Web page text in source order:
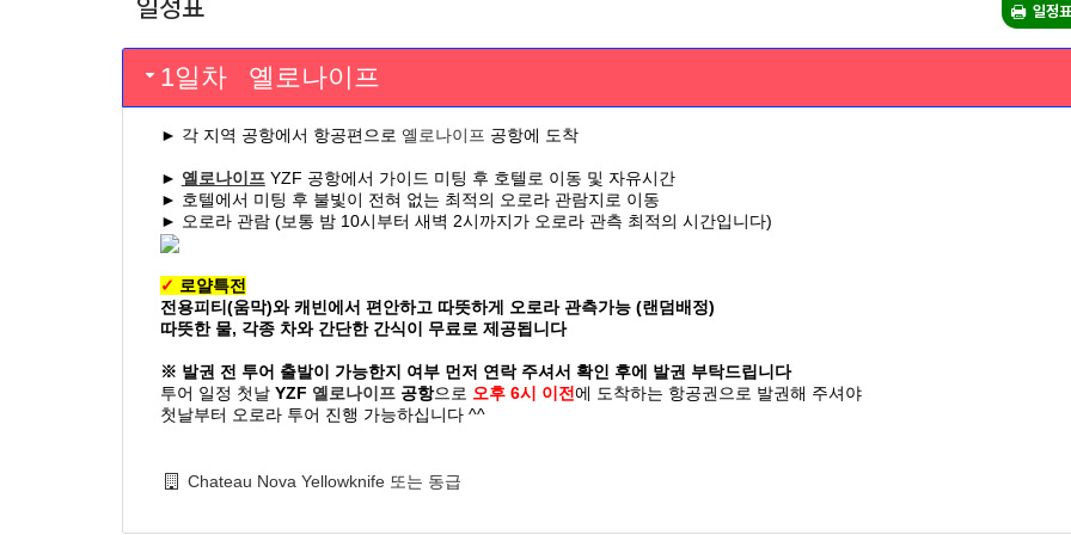
일정표 일정
1일차 옐로나이프
► 각 지역 공항에서 항공편으로 옐로나이프 공항에 도착
► 옐로나이프YZF 공항에서 가이드 미팅 후 호텔로 이동 및 자유시간
► 호텔에서 미팅 후 불빛이 전혀 없는 최적의 오로라 관람지로 이동
► 오로라 관람 (보통 밤 10시부터 새벽 2시까지가 오로라 관측 최적의 시간입니다)
✓ 로얄특전
전용피티(움막)와 캐빈에서 편안하고 따뜻하게 오로라 관측가능 (랜덤배정)
따뜻한 물, 각종 차와 간단한 간식이 무료로 제공됩니다
※ 발권 전 투어 출발이 가능한지 여부 먼저 연락 주셔서 확인 후에 발권 부탁드립니다
투어 일정 첫날 YZF 옐로나이프공항으로 오후 6시 이전에 도착하는 항공권으로 발권해 주셔야
첫날부터 오로라 투어 진행 가능하십니다 ^^
Chateau Nova Yellowknife 또는 동급